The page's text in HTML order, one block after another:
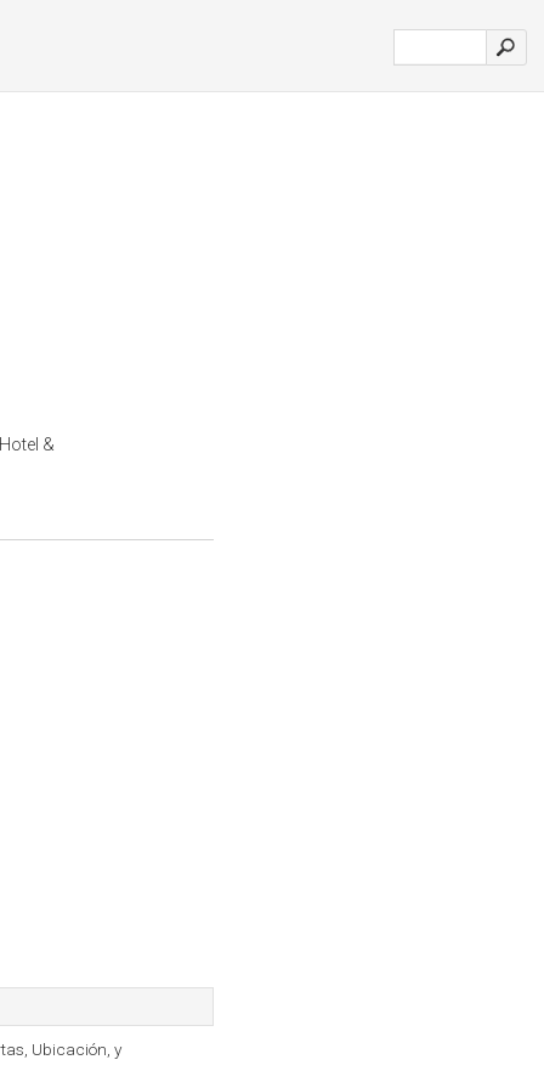
&
Ubicación, y